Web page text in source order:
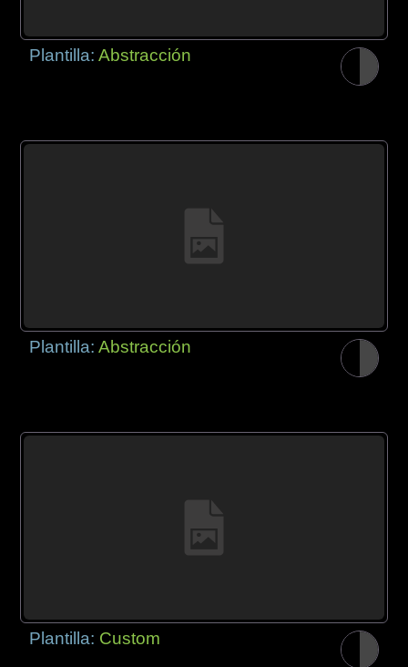
Plantilla:Abstracción
Plantilla:Abstracción
Plantilla: Custom